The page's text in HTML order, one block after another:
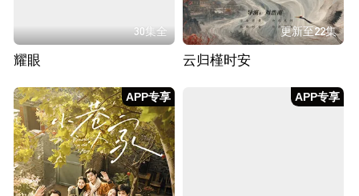
30集全
耀眼
更新至22集
云归槿时安
APP专享 APP专享